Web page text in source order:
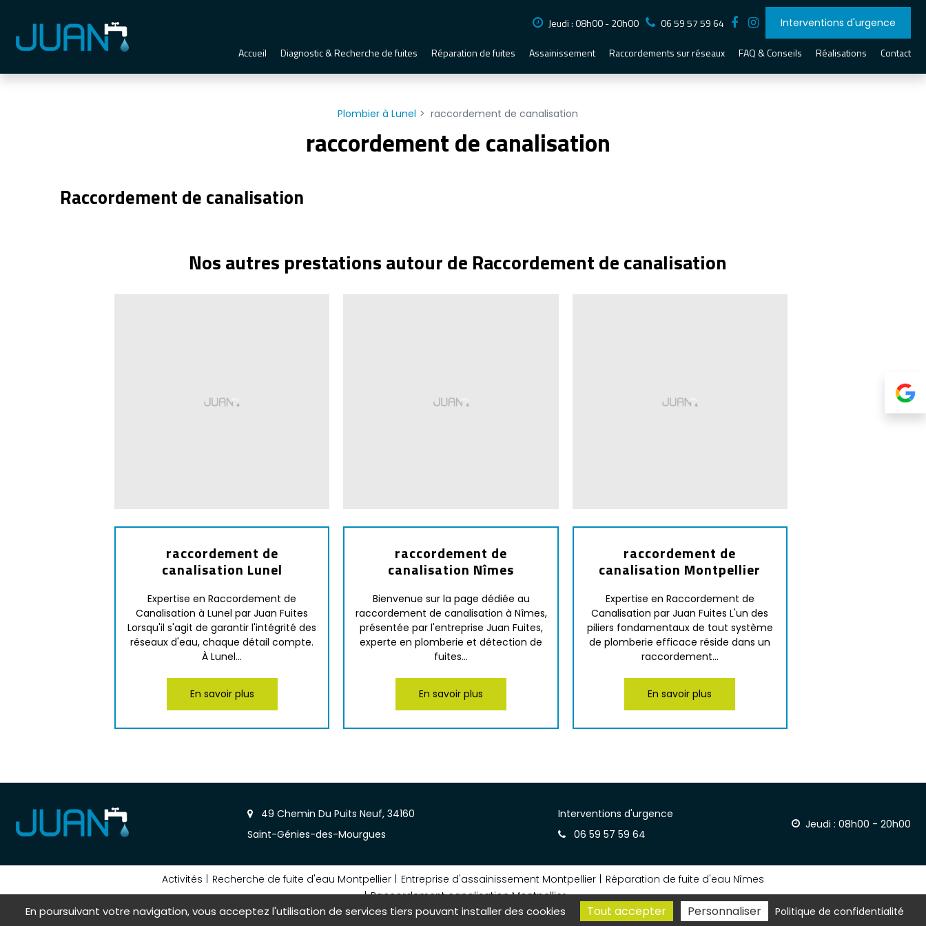
Jeudi : 08h00 - 20h00 06 59 57 59 64 Interventions d'urgence
Accueil Diagnostic & Recherche de fuites Réparation de fuites Assainissement Raccordements sur réseaux FAQ & Conseils Réalisations Contact
Plombier à Lunel raccordement de canalisation
raccordement de canalisation
Raccordement de canalisation
Nos autres prestations autour de Raccordement de canalisation
raccordement de
canalisation Lunel
Expertise en Raccordement de
Canalisation à Lunel par Juan Fuites
Lorsqu'il s'agit de garantir l'intégrité des
réseaux d'eau, chaque détail compte.
À Lunel...
En savoir plus
raccordement de
canalisation Nîmes
Bienvenue sur la page dédiée au
raccordement de canalisation à Nîmes,
présentée par l'entreprise Juan Fuites,
experte en plomberie et détection de
fuites...
En savoir plus
raccordement de
canalisation Montpellier
Expertise en Raccordement de
Canalisation par Juan Fuites L'un des
piliers fondamentaux de tout système
de plomberie efficace réside dans un
raccordement...
En savoir plus
49 Chemin Du Puits Neuf, 34160
Saint-Génies-des-Mourgues
Interventions d'urgence
06 59 57 59 64
Jeudi : 08h00 - 20h00
Activités Recherche de fuite d'eau Montpellier Entreprise d'assainissement Montpellier
Réparation de fuite d'eau Nîmes
Raccordement canalisation Montpellier
Mentions légales Charte d’utilisation des données Gestion des cookies 2026
En poursuivant votre navigation, vous acceptez l'utilisation de services tiers pouvant installer des cookies Tout accepter Personnaliser Politique de confidentialité